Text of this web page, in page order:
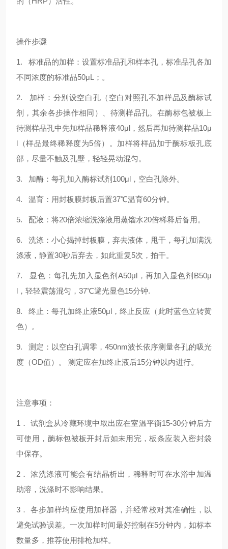
操作步骤
1. 标准品的加样：设置标准品孔和样本孔，标准品孔各加
不同浓度的标准品50μL；。
2. 加样：分别设空白孔（空白对照孔不加样品及酶标试
剂，其余各步操作相同）、待测样品孔。在酶标包被板上
待测样品孔中先加样品稀释液40μl，然后再加待测样品10μ
l（样品最终稀释度为5倍）。加样将样品加于酶标板孔底
部，尽量不触及孔壁，轻轻晃动混匀。
3. 加酶：每孔加入酶标试剂100μl，空白孔除外。
4. 温育：用封板膜封板后置37℃温育60分钟。
5. 配液：将20倍浓缩洗涤液用蒸馏水20倍稀释后备用。
6. 洗涤：小心揭掉封板膜，弃去液体，甩干，每孔加满洗
涤液，静置30秒后弃去，如此重复5次，拍干。
7. 显色：每孔先加入显色剂A50μl，再加入显色剂B50μ
l，轻轻震荡混匀，37℃避光显色15分钟.
8. 终止：每孔加终止液50μl，终止反应（此时蓝色立转黄
色）。
9. 测定：以空白孔调零，450nm波长依序测量各孔的吸光
度（OD值）。 测定应在加终止液后15分钟以内进行。
注意事项：
1． 试剂盒从冷藏环境中取出应在室温平衡15-30分钟后方
可使用，酶标包被板开封后如未用完，板条应装入密封袋
中保存。
2． 浓洗涤液可能会有结晶析出，稀释时可在水浴中加温
助溶，洗涤时不影响结果。
3． 各步加样均应使用加样器，并经常校对其准确性，以
避免试验误差。一次加样时间最好控制在5分钟内，如标本
数量多，推荐使用排枪加样。